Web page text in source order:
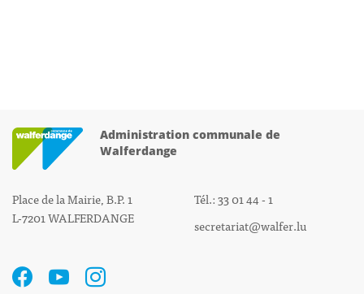
Administration communale de
Walferdange
Place de la Mairie, B.P. 1
L-7201 WALFERDANGE
Tél.: 33 01 44 - 1
secretariat@walfer.lu